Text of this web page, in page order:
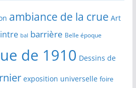
ambiance de la crue Art
bal barrière Belle époque
de 1910 Dessins de
exposition universelle foire